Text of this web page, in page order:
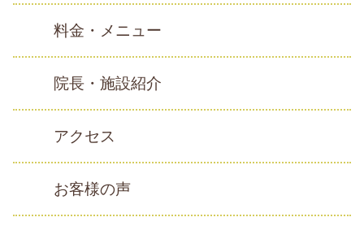
料金・メニュー
院長・施設紹介
アクセス
お客様の声